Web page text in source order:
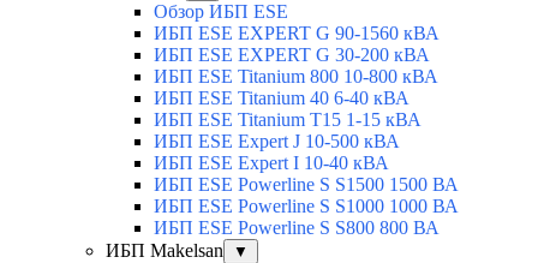
Обзор ИБП ESE
ИБП ESE EXPERT G 90-1560 кВА
ИБП ESE EXPERT G 30-200 кВА
ИБП ESE Titanium 800 10-800 кВА
ИБП ESE Titanium 40 6-40 кВА
ИБП ESE Titanium T15 1-15 кВА
ИБП ESE Expert J 10-500 кВА
ИБП ESE Expert I 10-40 кВА
ИБП ESE Powerline S S1500 1500 ВА
ИБП ESE Powerline S S1000 1000 ВА
ИБП ESE Powerline S S800 800 ВА
ИБП Makelsan
▼